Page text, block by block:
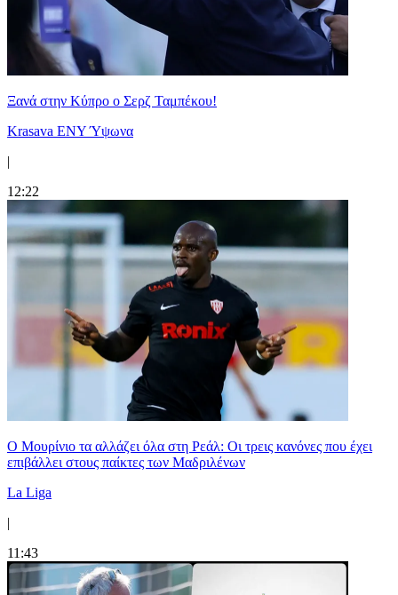
Ξανά στην Κύπρο ο Σερζ Ταμπέκου!
Krasava ENY Ύψωνα
|
12:22
Ο Μουρίνιο τα αλλάζει όλα στη Ρεάλ: Οι τρεις κανόνες που έχει
επιβάλλει στους παίκτες των Μαδριλένων
La Liga
|
11:43